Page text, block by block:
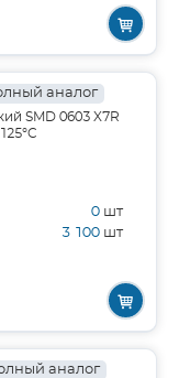
аналог
SMD 0603 X7R
0 шт
3 100 шт
аналог